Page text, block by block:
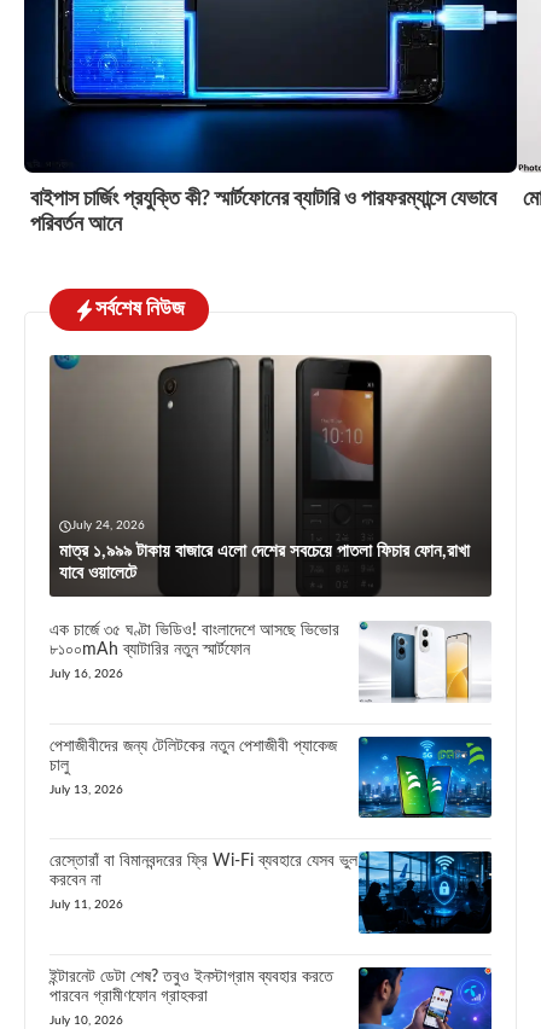
বাইপাস চার্জিং প্রযুক্তি কী? স্মার্টফোনের ব্যাটারি ও পারফরম্যান্সে যেভাবে
পরিবর্তন আনে
সর্বশেষ নিউজ
July 24, 2026
মাত্র ১,৯৯৯ টাকায় বাজারে এলো দেশের সবচেয়ে পাতলা ফিচার ফোন,রাখা
যাবে ওয়ালেটে
এক চার্জে ৩৫ ঘণ্টা ভিডিও! বাংলাদেশে আসছে ভিভোর
৮১০০mAh ব্যাটারির নতুন স্মার্টফোন
July 16, 2026
পেশাজীবীদের জন্য টেলিটকের নতুন পেশাজীবী প্যাকেজ
চালু
July 13, 2026
রেস্তোরাঁ বা বিমানবন্দরের ফ্রি Wi-Fi ব্যবহারে যেসব ভুল
করবেন না
July 11, 2026
ইন্টারনেট ডেটা শেষ? তবুও ইনস্টাগ্রাম ব্যবহার করতে
পারবেন গ্রামীণফোন গ্রাহকরা
July 10, 2026